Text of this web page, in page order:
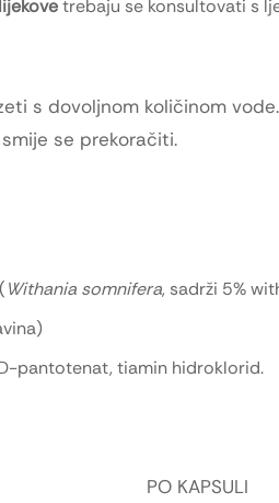
trebaju se konsultovati s
s dovoljnom količinom
se prekoračiti.
Withania somnifera, sadrži 5%
pantotenat, tiamin hidroklorid.
PO KAPSULI